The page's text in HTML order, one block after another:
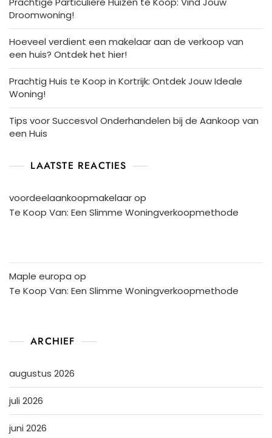
Droomwoning!
Hoeveel verdient een makelaar aan de verkoop van
een huis? Ontdek het hier!
Prachtig Huis te Koop in Kortrijk: Ontdek Jouw Ideale
Woning!
Tips voor Succesvol Onderhandelen bij de Aankoop van
een Huis
LAATSTE REACTIES
voordeelaankoopmakelaarop
Te Koop Van: Een Slimme Woningverkoopmethode
Maple europa op
Te Koop Van: Een Slimme Woningverkoopmethode
ARCHIEF
augustus 2026
juli 2026
juni 2026